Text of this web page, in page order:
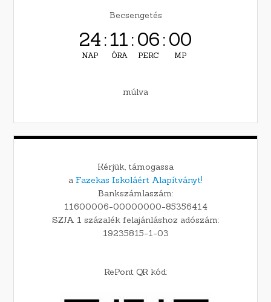
Becsengetés
24
NAP
:11
ÓRA
:05
PERC
:59
MP
múlva
Kérjük, támogassa
a Fazekas Iskoláért Alapítványt!
Bankszámlaszám:
11600006-00000000-85356414
SZJA 1 százalék felajánláshoz adószám:
19235815-1-03
RePont QR kód: